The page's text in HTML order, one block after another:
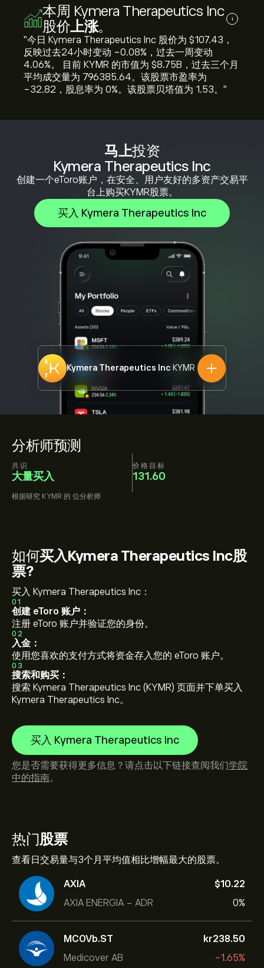
分析师预测
共识
大量买入
价格目标
131.60
根据研究 KYMR 的 位分析师
马上投资
Kymera Therapeutics Inc
创建一个eToro账户，在安全、用户友好的多资产交易平
台上购买KYMR股票。
买入 Kymera Therapeutics Inc
Kymera Therapeutics Inc KYMR
热门股票
查看日交易量与3个月平均值相比增幅最大的股票。
AXIA
AXIA ENERGIA - ADR
‎$‎10.22
0%
MCOVb.ST
Medicover AB
‎kr‎238.50
-1.65%
本周 Kymera Therapeutics Inc
股价上涨。 i
"今日 Kymera Therapeutics Inc 股价为 ‎$‎107.43，
反映过去24小时变动 ‎-0.08‎%，过去一周变动
‎4.06‎%。 目前 KYMR 的市值为 ‎$‎8.75B，过去三个月
平均成交量为 796385.64。该股票市盈率为
-32.82，股息率为 0%。该股票贝塔值为 1.53。"
如何买入Kymera Therapeutics Inc股
票?
买入 Kymera Therapeutics Inc：
01
创建 eToro 账户：
注册 eToro 账户并验证您的身份。
02
入金：
使用您喜欢的支付方式将资金存入您的 eToro 账户。
03
搜索和购买：
搜索 Kymera Therapeutics Inc (KYMR) 页面并下单买入
Kymera Therapeutics Inc。
买入 Kymera Therapeutics Inc
您是否需要获得更多信息？请点击以下链接查阅我们学院
中的指南。